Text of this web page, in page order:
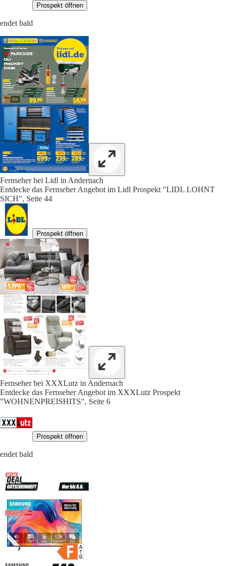
Prospekt öffnen
endet bald
Fernseher bei Lidl in Andernach
Entdecke das Fernseher Angebot im Lidl Prospekt "LIDL LOHNT
SICH", Seite 44
Prospekt öffnen
Fernseher bei XXXLutz in Andernach
Entdecke das Fernseher Angebot im XXXLutz Prospekt
"WOHNENPREISHITS", Seite 6
Prospekt öffnen
endet bald